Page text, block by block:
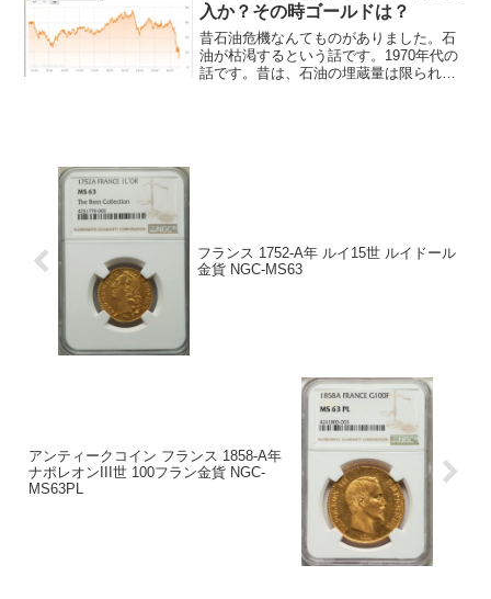
入か？その時ゴールドは？
昔石油危機なんてものがありました。石
油が枯渇するという話です。1970年代の
話です。昔は、石油の埋蔵量は限られて
フランス 1752-A年 ルイ15世 ルイドール
金貨 NGC-MS63
アンティークコイン フランス 1858-A年
ナポレオンIII世 100フラン金貨 NGC-
MS63PL